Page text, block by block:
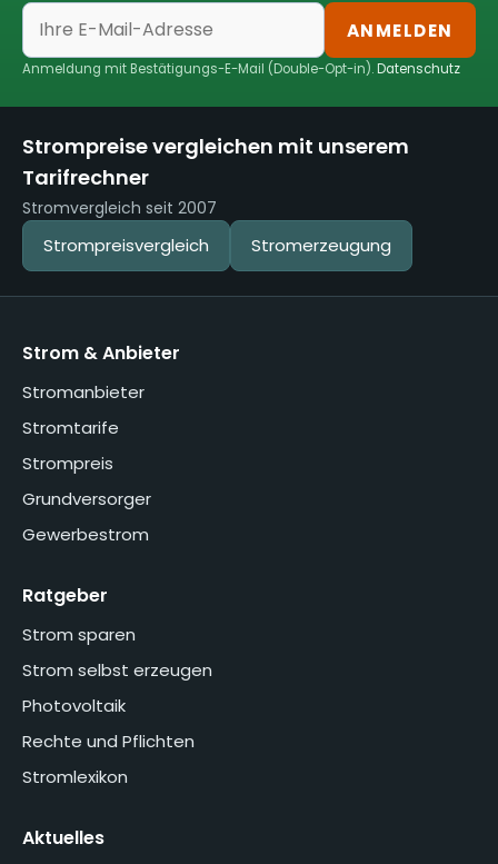
ANMELDEN
Anmeldung mit Bestätigungs-E-Mail (Double-Opt-in).Datenschutz
Strompreise vergleichen mit unserem
Tarifrechner
Stromvergleich seit 2007
Strompreisvergleich Stromerzeugung
Strom & Anbieter
Stromanbieter
Stromtarife
Strompreis
Grundversorger
Gewerbestrom
Ratgeber
Strom sparen
Strom selbst erzeugen
Photovoltaik
Rechte und Pflichten
Stromlexikon
Aktuelles